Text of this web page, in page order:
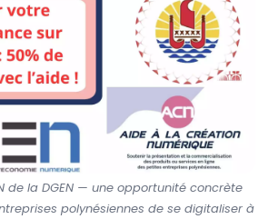
de la DGEN — une opportunité concrète
polynésiennes de se digitaliser à